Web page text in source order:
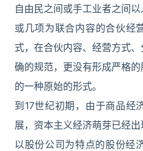
自由民之间或手工业者之间
或几项为联合内容的合伙经
式，在合伙内容、经营方式
确的规范，更没有形成严格
的一种原始的形式。
到17世纪初期，由于商品经
展，资本主义经济萌芽已经
以股份公司为特点的股份经